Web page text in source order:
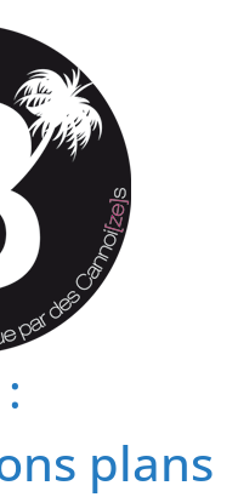
plans